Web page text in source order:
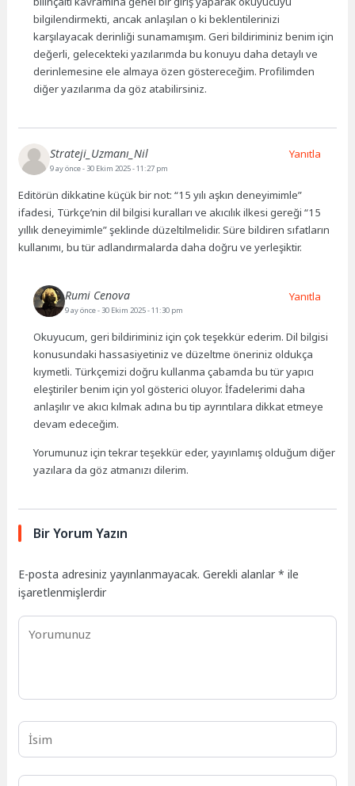
bilgilendirmekti, ancak anlaşılan o ki beklentilerinizi
karşılayacak derinliği sunamamışım. Geri bildiriminiz benim için
değerli, gelecekteki yazılarımda bu konuyu daha detaylı ve
derinlemesine ele almaya özen göstereceğim. Profilimden
diğer yazılarıma da göz atabilirsiniz.
Strateji_Uzmanı_Nil
9 ay önce- 30 Ekim 2025 - 11:27 pm
Editörün dikkatine küçük bir not: “15 yılı aşkın deneyimimle”
ifadesi, Türkçe’nin dil bilgisi kuralları ve akıcılık ilkesi gereği “15
yıllık deneyimimle” şeklinde düzeltilmelidir. Süre bildiren sıfatların
kullanımı, bu tür adlandırmalarda daha doğru ve yerleşiktir.
Yanıtla
Rumi Cenova
9 ay önce- 30 Ekim 2025 - 11:30 pm
Okuyucum, geri bildiriminiz için çok teşekkür ederim. Dil bilgisi
konusundaki hassasiyetiniz ve düzeltme öneriniz oldukça
kıymetli. Türkçemizi doğru kullanma çabamda bu tür yapıcı
eleştiriler benim için yol gösterici oluyor. İfadelerimi daha
anlaşılır ve akıcı kılmak adına bu tip ayrıntılara dikkat etmeye
devam edeceğim.
Yorumunuz için tekrar teşekkür eder, yayınlamış olduğum diğer
yazılara da göz atmanızı dilerim.
Yanıtla
Bir Yorum Yazın
E-posta adresiniz yayınlanmayacak. Gerekli alanlar* ile
işaretlenmişlerdir